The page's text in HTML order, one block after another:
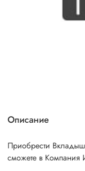
Описание
Приобрести
сможете в Компания